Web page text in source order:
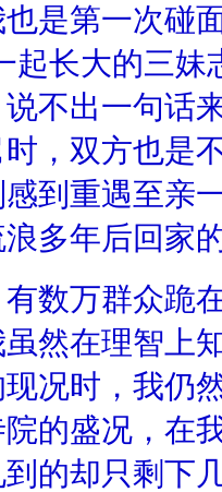
是第一次碰
起长大的三
不出一句话
，双方也是
到重遇至亲
多年后回家
数万群众跪
然在理智上
况时，我仍
的盛况，在
的却只剩下